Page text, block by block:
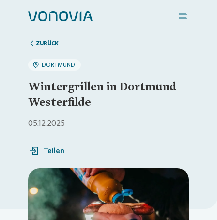
Zuhause finden
Mein Zuhause
Meine Stadt
Weitere Angebote
Login
ZURÜCK
DORTMUND
Wintergrillen in Dortmund
Westerfilde
05.12.2025
Teilen
Loading...